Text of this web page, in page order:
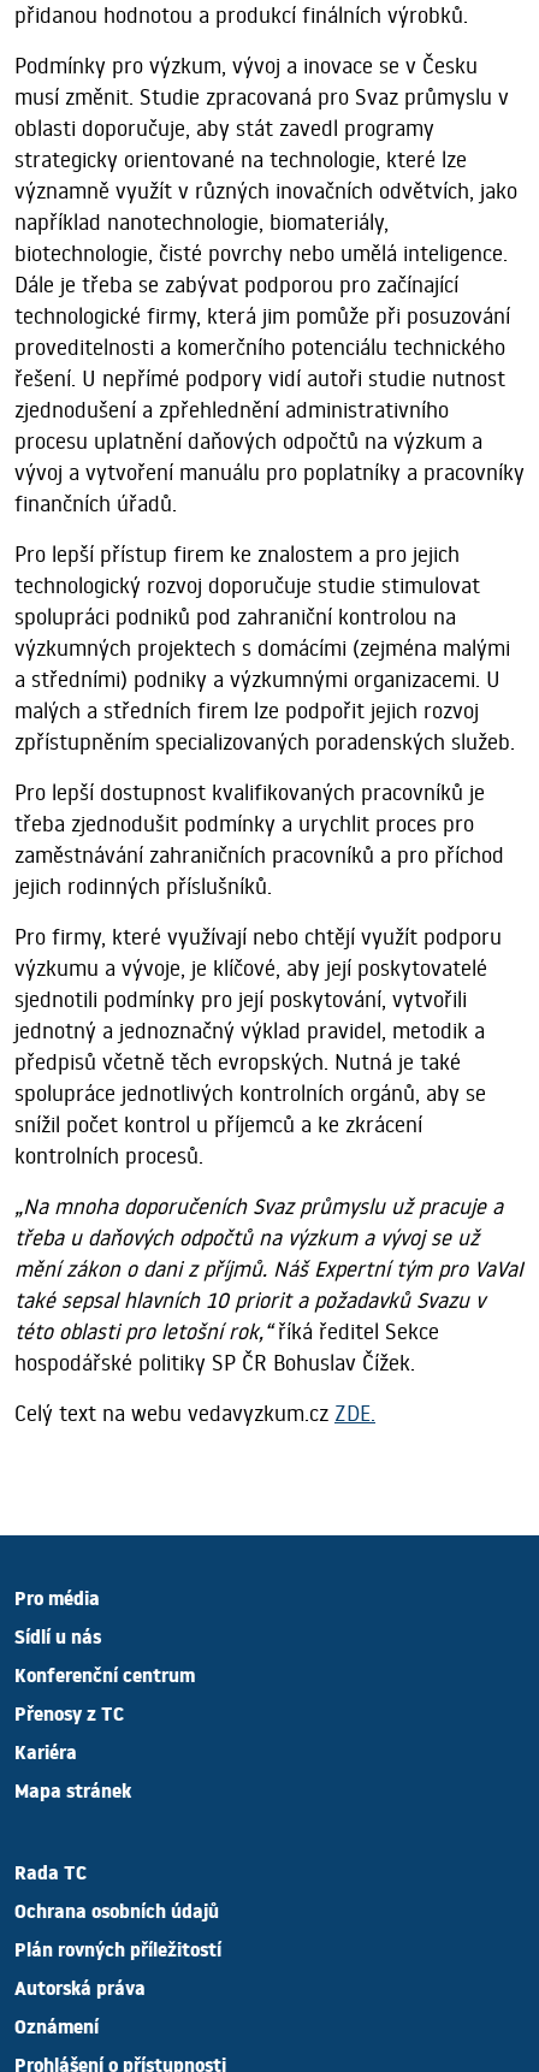
přidanou hodnotou a produkcí finálních výrobků.
Podmínky pro výzkum, vývoj a inovace se v Česku
musí změnit. Studie zpracovaná pro Svaz průmyslu v
oblasti doporučuje, aby stát zavedl programy
strategicky orientované na technologie, které lze
významně využít v různých inovačních odvětvích, jako
například nanotechnologie, biomateriály,
biotechnologie, čisté povrchy nebo umělá inteligence.
Dále je třeba se zabývat podporou pro začínající
technologické firmy, která jim pomůže při posuzování
proveditelnosti a komerčního potenciálu technického
řešení. U nepřímé podpory vidí autoři studie nutnost
zjednodušení a zpřehlednění administrativního
procesu uplatnění daňových odpočtů na výzkum a
vývoj a vytvoření manuálu pro poplatníky a pracovníky
finančních úřadů.
Pro lepší přístup firem ke znalostem a pro jejich
technologický rozvoj doporučuje studie stimulovat
spolupráci podniků pod zahraniční kontrolou na
výzkumných projektech s domácími (zejména malými
a středními) podniky a výzkumnými organizacemi. U
malých a středních firem lze podpořit jejich rozvoj
zpřístupněním specializovaných poradenských služeb.
Pro lepší dostupnost kvalifikovaných pracovníků je
třeba zjednodušit podmínky a urychlit proces pro
zaměstnávání zahraničních pracovníků a pro příchod
jejich rodinných příslušníků.
Pro firmy, které využívají nebo chtějí využít podporu
výzkumu a vývoje, je klíčové, aby její poskytovatelé
sjednotili podmínky pro její poskytování, vytvořili
jednotný a jednoznačný výklad pravidel, metodik a
předpisů včetně těch evropských. Nutná je také
spolupráce jednotlivých kontrolních orgánů, aby se
snížil počet kontrol u příjemců a ke zkrácení
kontrolních procesů.
„Na mnoha doporučeních Svaz průmyslu už pracuje a
třeba u daňových odpočtů na výzkum a vývoj se už
mění zákon o dani z příjmů. Náš Expertní tým pro VaVaI
také sepsal hlavních 10 priorit a požadavků Svazu v
této oblasti pro letošní rok,“říká ředitel Sekce
hospodářské politiky SP ČR Bohuslav Čížek.
Celý text na webu vedavyzkum.cz ZDE.
Pro média
Sídlí u nás
Konferenční centrum
Přenosy z TC
Kariéra
Mapa stránek
Rada TC
Ochrana osobních údajů
Plán rovných příležitostí
Autorská práva
Oznámení